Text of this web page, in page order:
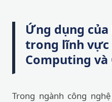
Ứng dụng
trong lĩnh vực
Computing
Trong ngành công